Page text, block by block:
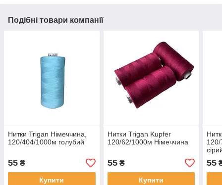
Подібні товари компанії
Нитки Trigan Німеччина,
120/404/1000м голубий
55 ₴
Купити
Нитки Trigan Kupfer
120/62/1000м Німеччина
55₴
Купити
55